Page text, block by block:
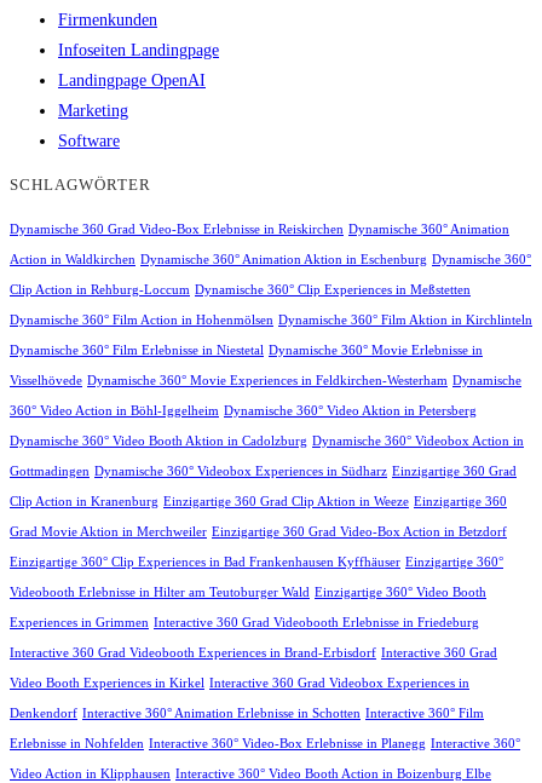
Firmenkunden
Infoseiten Landingpage
Landingpage OpenAI
Marketing
Software
SCHLAGWÖRTER
Dynamische 360 Grad Video-Box Erlebnisse in Reiskirchen Dynamische 360° Animation
Action in Waldkirchen Dynamische 360° Animation Aktion in Eschenburg Dynamische 360°
Clip Action in Rehburg-Loccum Dynamische 360° Clip Experiences in Meßstetten
Dynamische 360° Film Action in Hohenmölsen Dynamische 360° Film Aktion in Kirchlinteln
Dynamische 360° Film Erlebnisse in Niestetal Dynamische 360° Movie Erlebnisse in
Visselhövede Dynamische 360° Movie Experiences in Feldkirchen-Westerham Dynamische
360° Video Action in Böhl-Iggelheim Dynamische 360° Video Aktion in Petersberg
Dynamische 360° Video Booth Aktion in Cadolzburg Dynamische 360° Videobox Action in
Gottmadingen Dynamische 360° Videobox Experiences in Südharz Einzigartige 360 Grad
Clip Action in Kranenburg Einzigartige 360 Grad Clip Aktion in Weeze Einzigartige 360
Grad Movie Aktion in Merchweiler Einzigartige 360 Grad Video-Box Action in Betzdorf
Einzigartige 360° Clip Experiences in Bad Frankenhausen Kyffhäuser Einzigartige 360°
Videobooth Erlebnisse in Hilter am Teutoburger Wald Einzigartige 360° Video Booth
Experiences in Grimmen Interactive 360 Grad Videobooth Erlebnisse in Friedeburg
Interactive 360 Grad Videobooth Experiences in Brand-Erbisdorf Interactive 360 Grad
Video Booth Experiences in Kirkel Interactive 360 Grad Videobox Experiences in
Denkendorf Interactive 360° Animation Erlebnisse in Schotten Interactive 360° Film
Erlebnisse in Nohfelden Interactive 360° Video-Box Erlebnisse in Planegg Interactive 360°
Video Action in Klipphausen Interactive 360° Video Booth Action in Boizenburg Elbe